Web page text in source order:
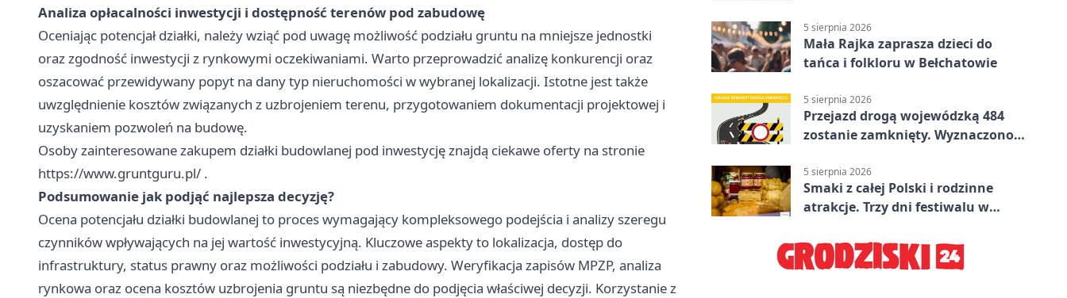
Analiza opłacalności inwestycji i dostępność terenów pod zabudowę
Oceniając potencjał działki, należy wziąć pod uwagę możliwość podziału gruntu na mniejsze jednostki
oraz zgodność inwestycji z rynkowymi oczekiwaniami. Warto przeprowadzić analizę konkurencji oraz
oszacować przewidywany popyt na dany typ nieruchomości w wybranej lokalizacji. Istotne jest także
uwzględnienie kosztów związanych z uzbrojeniem terenu, przygotowaniem dokumentacji projektowej i
uzyskaniem pozwoleń na budowę.
Osoby zainteresowane zakupem działki budowlanej pod inwestycję znajdą ciekawe oferty na stronie
https://www.gruntguru.pl/ .
Podsumowanie jak podjąć najlepsza decyzję?
Ocena potencjału działki budowlanej to proces wymagający kompleksowego podejścia i analizy szeregu
czynników wpływających na jej wartość inwestycyjną. Kluczowe aspekty to lokalizacja, dostęp do
infrastruktury, status prawny oraz możliwości podziału i zabudowy. Weryfikacja zapisów MPZP, analiza
rynkowa oraz ocena kosztów uzbrojenia gruntu są niezbędne do podjęcia właściwej decyzji. Korzystanie z
5 sierpnia 2026
Mała Rajka zaprasza dzieci do
tańca i folkloru w Bełchatowie
5 sierpnia 2026
Przejazd drogą wojewódzką 484
zostanie zamknięty. Wyznaczono
5 sierpnia 2026
Smaki z całej Polski i rodzinne
atrakcje. Trzy dni festiwalu w